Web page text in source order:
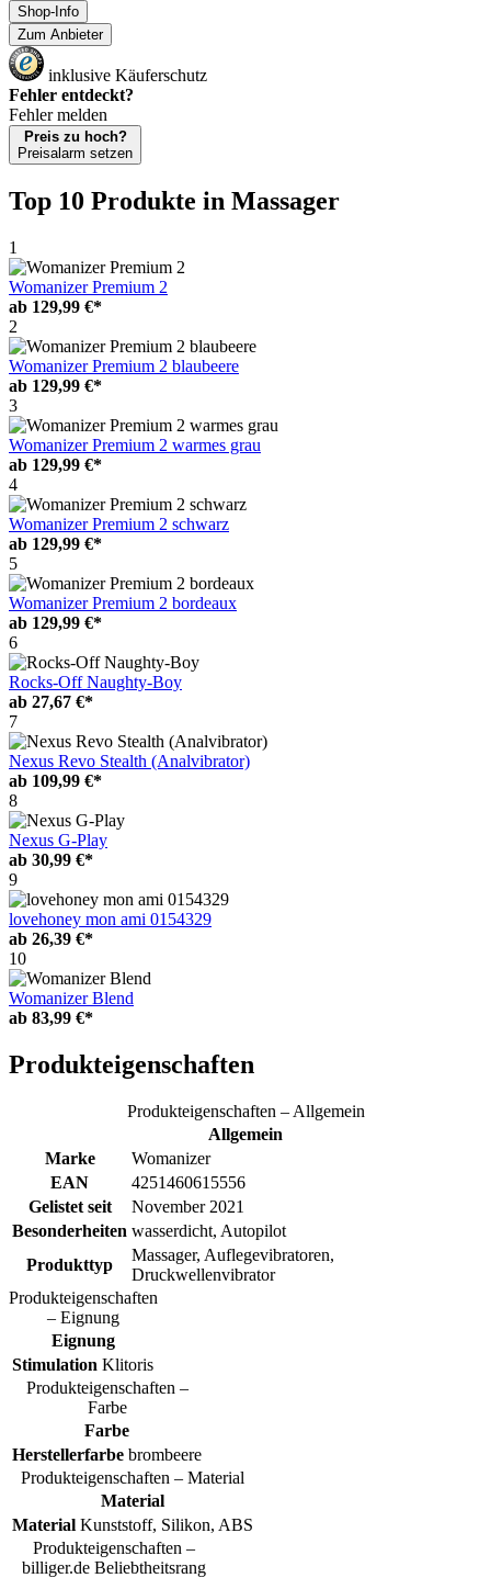
Shop-Info
Zum Anbieter
inklusive Käuferschutz
Fehler entdeckt?
Fehler melden
Preis zu hoch?
Preisalarm setzen
Top 10 Produkte in Massager
1
Womanizer Premium 2
ab 129,99 €*
2
Womanizer Premium 2 blaubeere
ab 129,99 €*
3
Womanizer Premium 2 warmes grau
ab 129,99 €*
4
Womanizer Premium 2 schwarz
ab 129,99 €*
5
Womanizer Premium 2 bordeaux
ab 129,99 €*
6
Rocks-Off Naughty-Boy
ab 27,67 €*
7
Nexus Revo Stealth (Analvibrator)
ab 109,99 €*
8
Nexus G-Play
ab 30,99 €*
9
lovehoney mon ami 0154329
ab 26,39 €*
10
Womanizer Blend
ab 83,99 €*
Produkteigenschaften
Produkteigenschaften – Allgemein
Allgemein
Marke
Womanizer
EAN
4251460615556
Gelistet seit
November 2021
Besonderheiten wasserdicht, Autopilot
Produkttyp
Massager, Auflegevibratoren,
Druckwellenvibrator
Produkteigenschaften
– Eignung
Eignung
Stimulation Klitoris
Produkteigenschaften –
Farbe
Farbe
Herstellerfarbe brombeere
Produkteigenschaften – Material
Material
Material Kunststoff, Silikon, ABS
Produkteigenschaften –
billiger.de Beliebtheitsrang